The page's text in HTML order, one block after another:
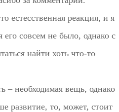
естесственная реакция, и я
его совсем не было, однако с
найти хоть что-то
– необходимая вещь, однако
развитие, то, может, стоит